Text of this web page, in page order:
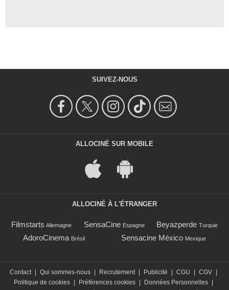
SUIVEZ-NOUS
ALLOCINÉ SUR MOBILE
ALLOCINÉ À L'ÉTRANGER
Filmstarts Allemagne SensaCine Espagne Beyazperde Turquie
AdoroCinema Brésil Sensacine México Mexique
Contact Qui sommes-nous Recrutement Publicité CGU CGV
Politique de cookies
Préférences cookies Données Personnelles